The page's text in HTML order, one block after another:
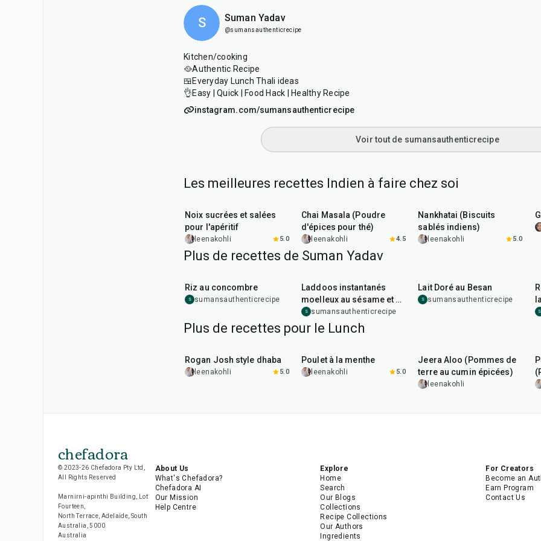
S Suman Yadav
@sumansauthenticrecipe
Kitchen/cooking
🥘Authentic Recipe
🍱Everyday Lunch Thali ideas
👌Easy | Quick | Food Hack | Healthy Recipe
instagram.com/sumansauthenticrecipe
Voir tout de sumansauthenticrecipe
Les meilleures recettes Indien à faire chez soi
Noix sucrées et salées
pour l'apéritif
leenakohli 5.0
Chai Masala (Poudre
d'épices pour thé)
leenakohli 4.5
Nankhatai (Biscuits
sablés indiens)
leenakohli 5.0
Plus de recettes de Suman Yadav
Riz au concombre
S sumansauthenticrecipe
Laddoos instantanés
moelleux au sésame et au
jaggery
S sumansauthenticrecipe
Lait Doré au Besan
S sumansauthenticrecipe
S
Plus de recettes pour le Lunch
Rogan Josh style dhaba
leenakohli 5.0
Poulet à la menthe
leenakohli 5.0
Jeera Aloo (Pommes de
terre au cumin épicées)
leenakohli
chefadora
© 2023-26 Chefadora Pty Ltd,
All Rights Reserved
Marnirni-apinthi Building, Lot
Fourteen,
North Terrace, Adelaide, South
Australia, 5000
Australia
About Us
What's Chefadora?
Chefadora AI
Our Mission
Help Centre
Explore
Home
Search
Our Blogs
Collections
Recipe Collections
Our Authors
Ingredients
For Creators
Become an
Earn Program
Contact Us